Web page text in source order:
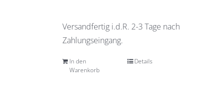
Versandfertig i.d.R. 2-3 Tage nach
Zahlungseingang.
In den
Warenkorb
Details